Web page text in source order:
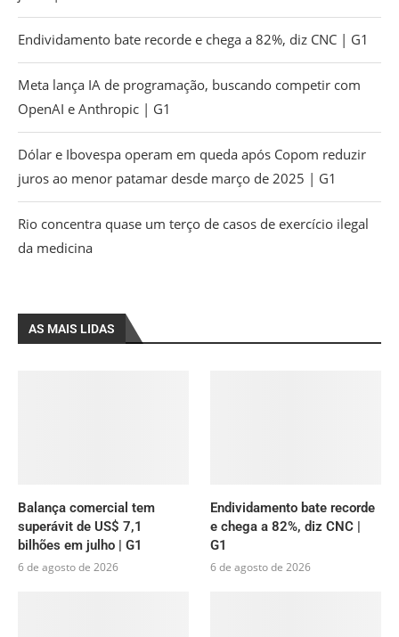
Endividamento bate recorde e chega a 82%, diz CNC | G1
Meta lança IA de programação, buscando competir com
OpenAI e Anthropic | G1
Dólar e Ibovespa operam em queda após Copom reduzir
juros ao menor patamar desde março de 2025 | G1
Rio concentra quase um terço de casos de exercício ilegal
da medicina
AS MAIS LIDAS
Balança comercial tem
superávit de US$ 7,1
bilhões em julho | G1
6 de agosto de 2026
Endividamento bate recorde
e chega a 82%, diz CNC |
G1
6 de agosto de 2026